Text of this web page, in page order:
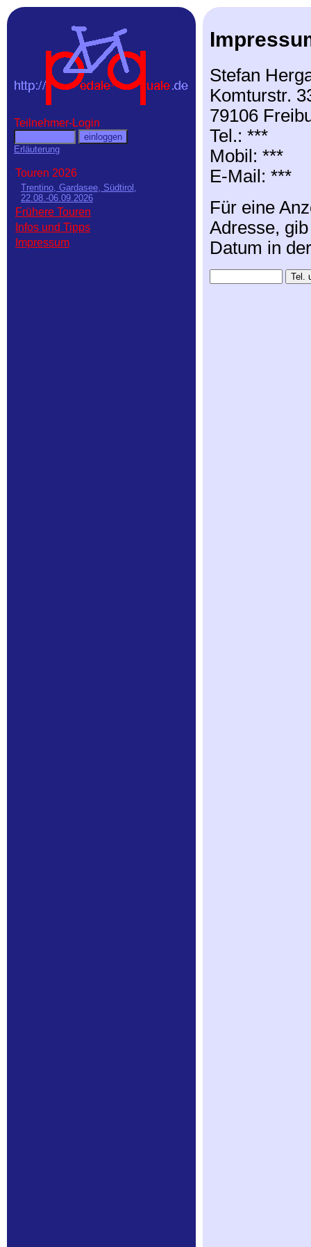
Stefan
Komturstr.
79106
Tel.: ***
Mobil: ***
E-Mail: ***
Für eine
Adresse,
Datum in
Teilnehmer-Login
Erläuterung
Touren 2026
Trentino, Gardasee, Südtirol,
22.08.-06.09.2026
Frühere Touren
Infos und Tipps
Impressum